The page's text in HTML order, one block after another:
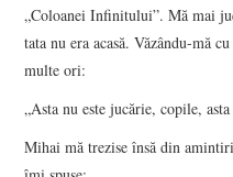
„Coloanei Infinitului”. Mă mai
tata nu era acasă. Văzându-mă
multe ori:
„Asta nu este jucărie, copile,
Mihai mă trezise însă din